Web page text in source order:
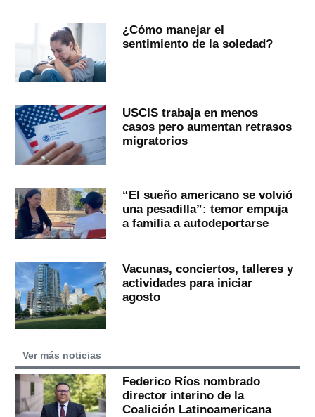
¿Cómo manejar el
sentimiento de la soledad?
USCIS trabaja en menos
casos pero aumentan retrasos
migratorios
“El sueño americano se volvió
una pesadilla”: temor empuja
a familia a autodeportarse
Vacunas, conciertos, talleres y
actividades para iniciar
agosto
Ver más noticias
Federico Ríos nombrado
director interino de la
Coalición Latinoamericana